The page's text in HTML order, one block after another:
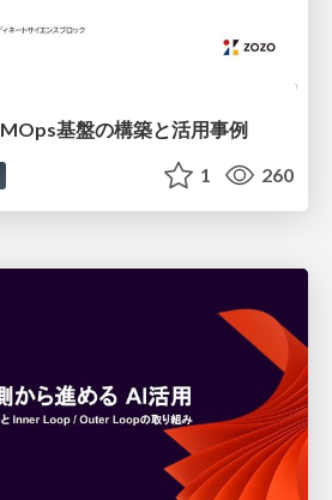
基盤の構築と活用事例
1 260